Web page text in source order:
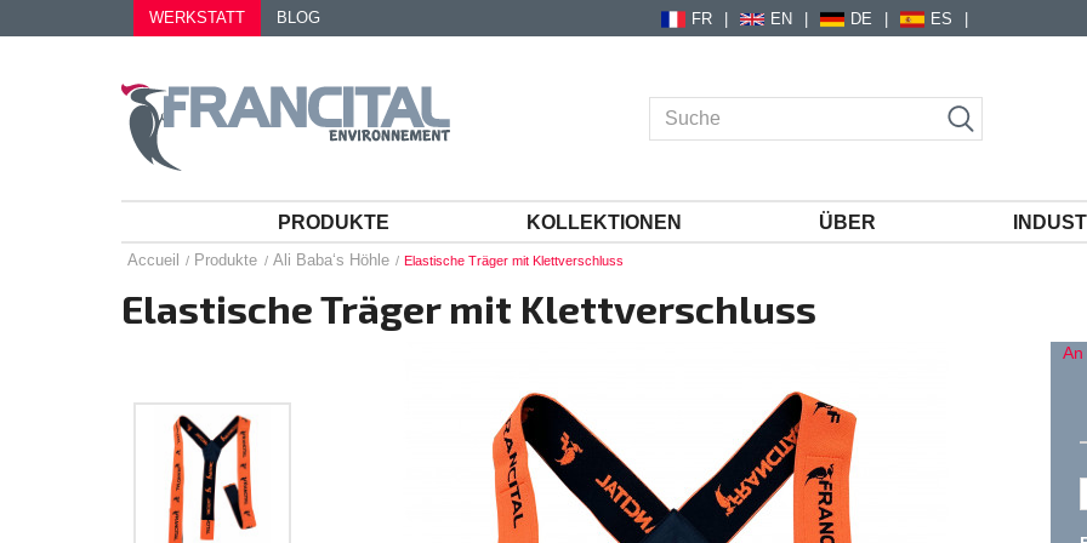
WERKSTATT BLOG FR EN DE ES
PRODUKTE KOLLEKTIONEN ÜBER
Accueil Produkte Ali Baba‘s Höhle Elastische Träger mit Klettverschluss
Elastische Träger mit Klettverschluss